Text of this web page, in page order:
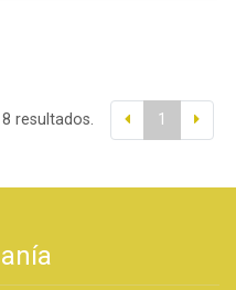
resultados. 1